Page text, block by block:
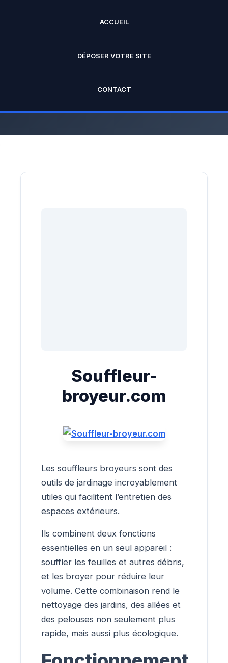
ACCUEIL
DÉPOSER VOTRE SITE
CONTACT
ANNUAIRE PRO
Souffleur-
broyeur.com
Les souffleurs broyeurs sont des
outils de jardinage incroyablement
utiles qui facilitent l’entretien des
espaces extérieurs.
Ils combinent deux fonctions
essentielles en un seul appareil :
souffler les feuilles et autres débris,
et les broyer pour réduire leur
volume. Cette combinaison rend le
nettoyage des jardins, des allées et
des pelouses non seulement plus
rapide, mais aussi plus écologique.